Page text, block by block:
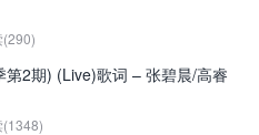
(290)
第2期) (Live)歌词 – 张碧晨/高睿
(1348)